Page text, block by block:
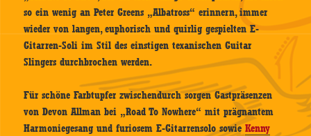
so ein wenig an Peter Greens „Albatross“ erinnern, immer
wieder von langen, euphorisch und quirlig gespielten E-
Gitarren-Soli im Stil des einstigen texanischen Guitar
Slingers durchbrochen werden.
Für schöne Farbtupfer zwischendurch sorgen Gastpräsenzen
von Devon Allman bei „Road To Nowhere“ mit prägnantem
Harmoniegesang und furiosem E-Gitarrensolo sowieKenny